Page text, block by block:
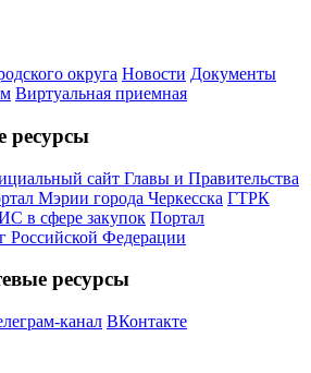
округа Новости Документы
Виртуальная приемная
ресурсы
сайт Главы и Правительства
Мэрии города Черкесска ГТРК
в сфере закупок Портал
Российской Федерации
ресурсы
канал ВКонтакте